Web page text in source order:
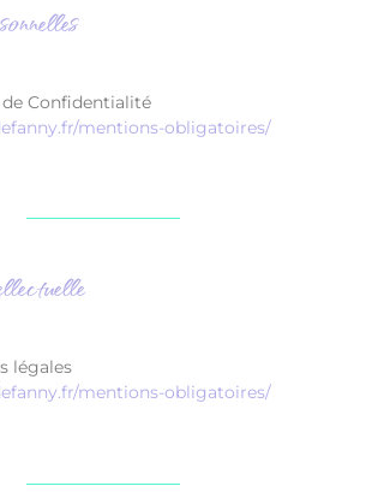
Confidentialité
mentions-obligatoires/
légales
mentions-obligatoires/